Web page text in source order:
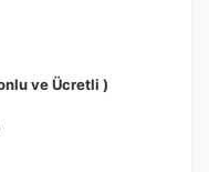
ve Ücretli )